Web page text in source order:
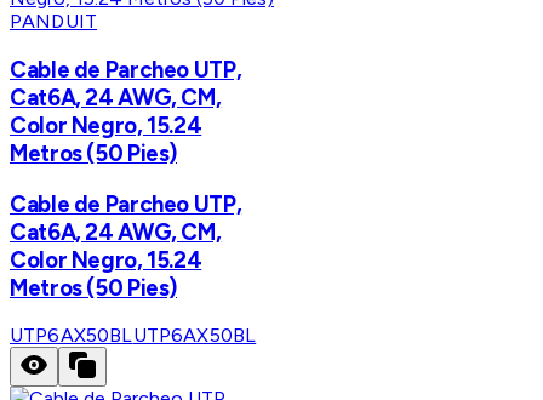
PANDUIT
Cable de Parcheo UTP,
Cat6A, 24 AWG, CM,
Color Negro, 15.24
Metros (50 Pies)
Cable de Parcheo UTP,
Cat6A, 24 AWG, CM,
Color Negro, 15.24
Metros (50 Pies)
UTP6AX50BLUTP6AX50BL